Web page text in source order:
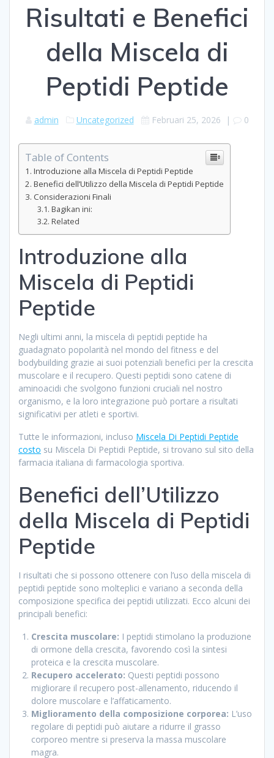
Risultati e Benefici
della Miscela di
Peptidi Peptide
admin Uncategorized Februari 25, 2026 | 0
Table of Contents
Introduzione alla Miscela di Peptidi Peptide
Benefici dell’Utilizzo della Miscela di Peptidi Peptide
Considerazioni Finali
Bagikan ini:
Related
Introduzione alla
Miscela di Peptidi
Peptide
Negli ultimi anni, la miscela di peptidi peptide ha
guadagnato popolarità nel mondo del fitness e del
bodybuilding grazie ai suoi potenziali benefici per la crescita
muscolare e il recupero. Questi peptidi sono catene di
aminoacidi che svolgono funzioni cruciali nel nostro
organismo, e la loro integrazione può portare a risultati
significativi per atleti e sportivi.
Tutte le informazioni, incluso Miscela Di Peptidi Peptide
costo su Miscela Di Peptidi Peptide, si trovano sul sito della
farmacia italiana di farmacologia sportiva.
Benefici dell’Utilizzo
della Miscela di Peptidi
Peptide
I risultati che si possono ottenere con l’uso della miscela di
peptidi peptide sono molteplici e variano a seconda della
composizione specifica dei peptidi utilizzati. Ecco alcuni dei
principali benefici:
Crescita muscolare: I peptidi stimolano la produzione
di ormone della crescita, favorendo così la sintesi
proteica e la crescita muscolare.
Recupero accelerato: Questi peptidi possono
migliorare il recupero post-allenamento, riducendo il
dolore muscolare e l’affaticamento.
Miglioramento della composizione corporea: L’uso
regolare di peptidi può aiutare a ridurre il grasso
corporeo mentre si preserva la massa muscolare
magra.